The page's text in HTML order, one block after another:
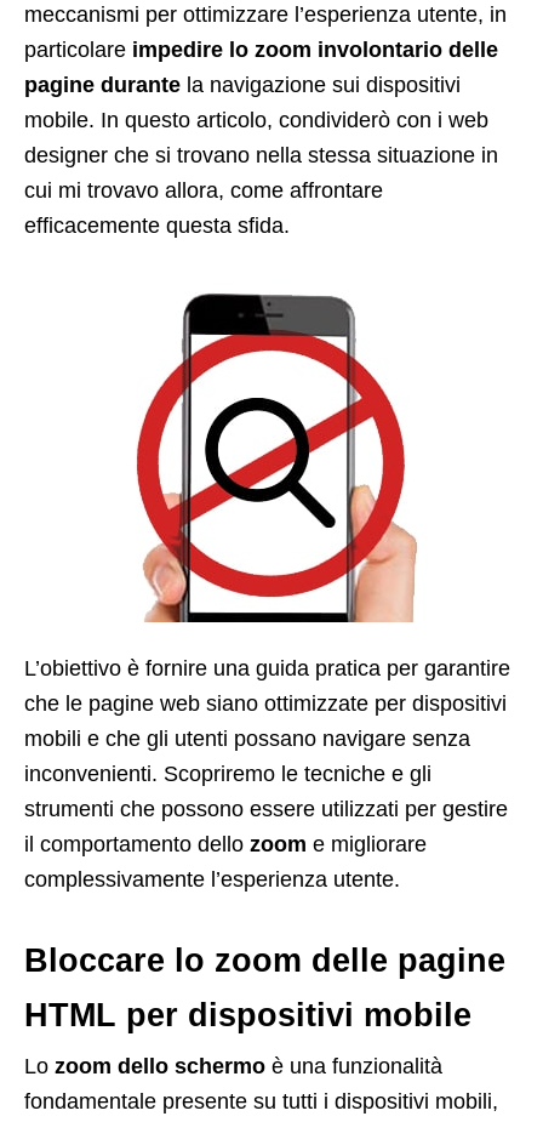
meccanismi per ottimizzare l’esperienza utente, in
particolare impedire lo zoom involontario delle
pagine durante la navigazione sui dispositivi
mobile. In questo articolo, condividerò con i web
designer che si trovano nella stessa situazione in
cui mi trovavo allora, come affrontare
efficacemente questa sfida.
L’obiettivo è fornire una guida pratica per garantire
che le pagine web siano ottimizzate per dispositivi
mobili e che gli utenti possano navigare senza
inconvenienti. Scopriremo le tecniche e gli
strumenti che possono essere utilizzati per gestire
il comportamento dello zoom e migliorare
complessivamente l’esperienza utente.
Bloccare lo zoom delle pagine
HTML per dispositivi mobile
Lo zoom dello schermo è una funzionalità
fondamentale presente su tutti i dispositivi mobili,